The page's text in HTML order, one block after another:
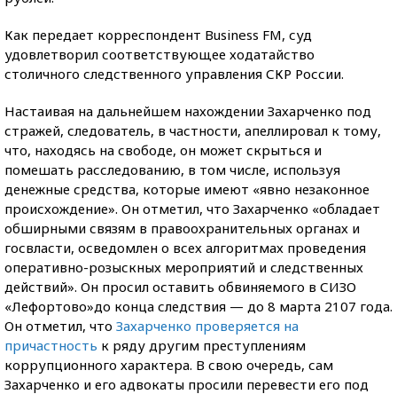
Как передает корреспондент Business FM, суд
удовлетворил соответствующее ходатайство
столичного следственного управления СКР России.
Настаивая на дальнейшем нахождении Захарченко под
стражей, следователь, в частности, апеллировал к тому,
что, находясь на свободе, он может скрыться и
помешать расследованию, в том числе, используя
денежные средства, которые имеют «явно незаконное
происхождение». Он отметил, что Захарченко «обладает
обширными связям в правоохранительных органах и
госвласти, осведомлен о всех алгоритмах проведения
оперативно-розыскных мероприятий и следственных
действий». Он просил оставить обвиняемого в СИЗО
«Лефортово»до конца следствия — до 8 марта 2107 года.
Он отметил, что Захарченко проверяется на
причастность к ряду другим преступлениям
коррупционного характера. В свою очередь, сам
Захарченко и его адвокаты просили перевести его под